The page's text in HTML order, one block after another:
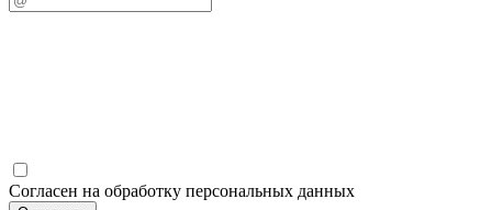
Согласен на обработку персональных данных